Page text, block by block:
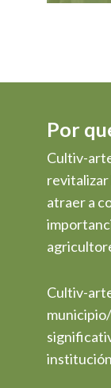
Por
Cultiv-
revitalizar
atraer a
Cultiv-